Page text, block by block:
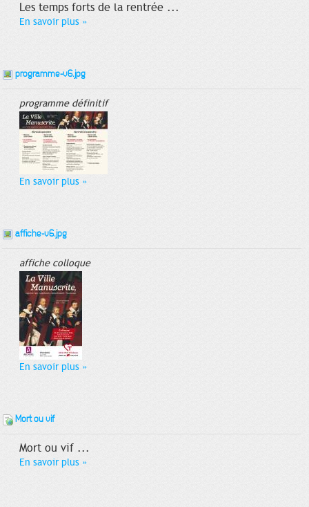
Les temps forts de la rentrée ...
En savoir plus »
programme-v6.jpg
programme définitif
En savoir plus »
affiche-v6.jpg
affiche colloque
En savoir plus »
Mort ou vif
Mort ou vif ...
En savoir plus »